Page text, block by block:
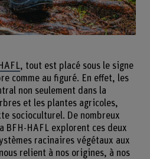
, tout est placé sous le signe
comme au figuré. En effet, les
non seulement dans la
et les plantes agricoles,
socioculturel. De nombreux
BFH-HAFL explorent ces deux
racinaires végétaux aux
relient à nos origines, à nos